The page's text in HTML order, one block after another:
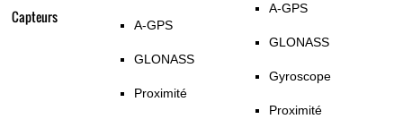
Capteurs A-GPS
GLONASS
Proximité
A-GPS
GLONASS
Gyroscope
Proximité